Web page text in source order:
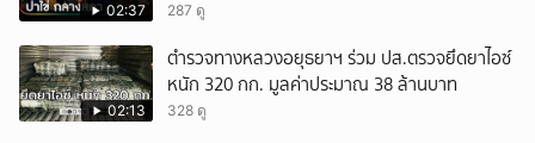
02:37 287 ดู
02:13
ตำรวจทางหลวงอยุธยาฯ ร่วม ปส.ตรวจยึดยาไอซ์
หนัก 320 กก. มูลค่าประมาณ 38 ล้านบาท
328 ดู